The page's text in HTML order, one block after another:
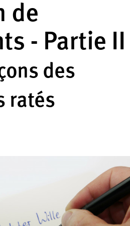
de
- Partie II
des
ratés